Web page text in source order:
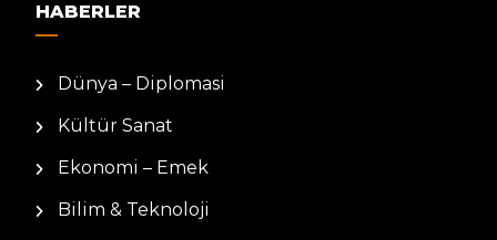
HABERLER
Dünya – Diplomasi
Kültür Sanat
Ekonomi – Emek
Bilim & Teknoloji